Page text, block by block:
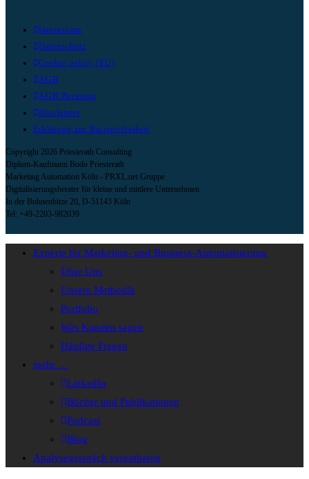
Impressum
Datenschutz
Cookie policy (EU)
AGB
AGB Beratung
Disclaimer
Erklärung zur Barrierefreiheit
Copyright 2026 Priesterath Consulting
Diplom-Kaufmann Bodo Priesterath
Marketing Automation Köln - PRXL.net Gruppe
Digitalisierungsberater für kleine und mittlere Unternehmen
In der Bohnenbitze 20, D-51143 Köln
Tel: +49-2203-982039
Experte für Marketing- und Business-Automatisierung
Über Uns
Unsere Methodik
Portfolio
Was Kunden sagen
Häufige Fragen
mehr …
LinkedIn
Bücher und Publikationen
Podcast
Blog
Analysegespräch vereinbaren